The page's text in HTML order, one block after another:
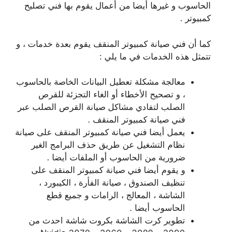
الحاسوب و غيرها أيضا من أعمال يقوم بها فني تصليح
كمبيوتر .
كما أن فني صيانة كمبيوتر المنقف يقوم بعدة خدمات ، و
تتمثل هذه الخدمات في ما يلي :
معالجة مشكلة تعطيل البيانات الخاصة بالحاسوب
، و تصحيح الأخطاء أو الغاء التجزئة للقرص
الصلب لتفادي مشاكل صيانة القرص الصلب عبر
فني صيانة كمبيوتر المنقف .
يعمل أيضا فني صيانة كمبيوتر المنقف على صيانة
نظام التشغيل عن طريق حذف البرامج الغير
ضرورية من الحاسوب أو الملفات أيضا .
و يقوم أيضا فني صيانة كمبيوتر المنقف على
تنظيف الصندوق ، صيانة الفأرة ، الكيبورد ،
الشاشة ، المعالج ، الرامات و جميع قطع
الحاسوب أيضا .
تطوير كرت الشاشة بكروت شاشة احدث من